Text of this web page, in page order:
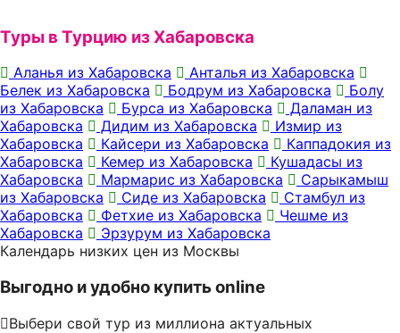
Туры в Турцию из Хабаровска
Аланья из Хабаровска
Анталья из Хабаровска
Белек из Хабаровска
Бодрум из Хабаровска
Болу
из Хабаровска
Бурса из Хабаровска
Даламан из
Хабаровска
Дидим из Хабаровска
Измир из
Хабаровска
Кайсери из Хабаровска
Каппадокия из
Хабаровска
Кемер из Хабаровска
Кушадасы из
Хабаровска
Мармарис из Хабаровска
Сарыкамыш
из Хабаровска
Сиде из Хабаровска
Стамбул из
Хабаровска
Фетхие из Хабаровска
Чешме из
Хабаровска
Эрзурум из Хабаровска
Календарь низких цен из Москвы
Выгодно и удобно купить online
Выбери свой тур из миллиона актуальных